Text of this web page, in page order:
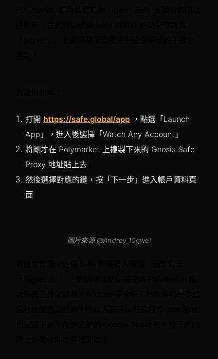
打開 https://safe.global/app ，點選「Launch
App」，進入後選擇「Watch Any Account」
將剛才在 Polymarket 上複製下來的 Gnosis Safe
Proxy 地址貼上去
然後選擇對應的鏈，按「下一步」進入帳戶資料頁
面
圖片來源 @Andrey_10gwei